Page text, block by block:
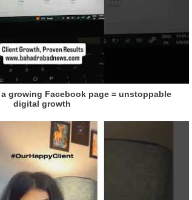
growing Facebook page = unstoppable
digital growth